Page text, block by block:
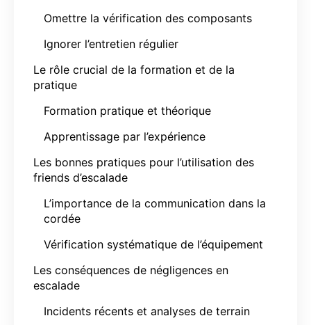
Omettre la vérification des composants
Ignorer l’entretien régulier
Le rôle crucial de la formation et de la
pratique
Formation pratique et théorique
Apprentissage par l’expérience
Les bonnes pratiques pour l’utilisation des
friends d’escalade
L’importance de la communication dans la
cordée
Vérification systématique de l’équipement
Les conséquences de négligences en
escalade
Incidents récents et analyses de terrain